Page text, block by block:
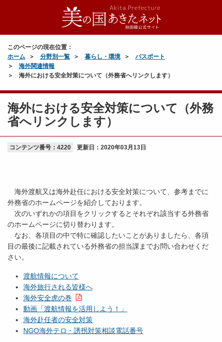
このページの現在位置：
ホーム
分野別一覧 暮らし・環境
パスポート
海外関連情報
海外における安全対策について（外務省へリンクします）
海外における安全対策について（外務
省へリンクします）
コンテンツ番号：4220 更新日： 2020年03月13日
海外渡航又は海外赴任における安全対策について、参考までに
外務省のホームページを紹介しております。
次のいずれかの項目をクリックするとそれぞれ該当する外務省
のホームページに切り替わります。
なお、各項目の中で特に確認したいことがありましたら、各項
目の最後に記載されている外務省の担当課までお問い合わせくだ
さい。
渡航情報について
海外旅行される皆様へ
海外安全虎の巻
動画「渡航情報を活用しよう！」
海外赴任者の安全対策
NGO海外テロ・誘拐対策相談電話番号